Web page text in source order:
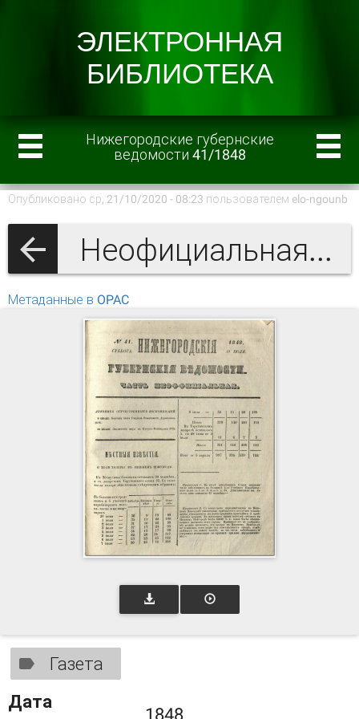
Нижегородские губернские
ведомости 41/1848
Опубликовано ср, 21/10/2020 - 08:23 пользователем elo-ngounb
Неофициальная часть
Метаданные в OPAC
Газета
Дата
1848